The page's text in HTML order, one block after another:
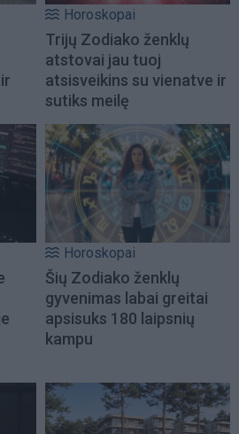
Horoskopai
Trijų Zodiako ženklų
atstovai jau tuoj
atsisveikins su vienatve ir
sutiks meilę
Horoskopai
Šių Zodiako ženklų
gyvenimas labai greitai
apsisuks 180 laipsnių
kampu